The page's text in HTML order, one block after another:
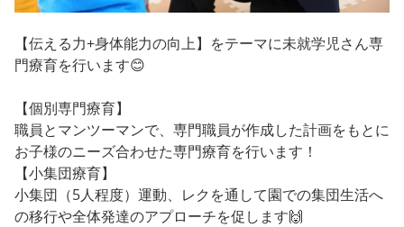
【伝える力+身体能力の向上】をテーマに未就学児さん専
門療育を行います😊
【個別専門療育】
職員とマンツーマンで、専門職員が作成した計画をもとに
お子様のニーズ合わせた専門療育を行います！
【小集団療育】
小集団（5人程度）運動、レクを通して園での集団生活へ
の移行や全体発達のアプローチを促します🙌